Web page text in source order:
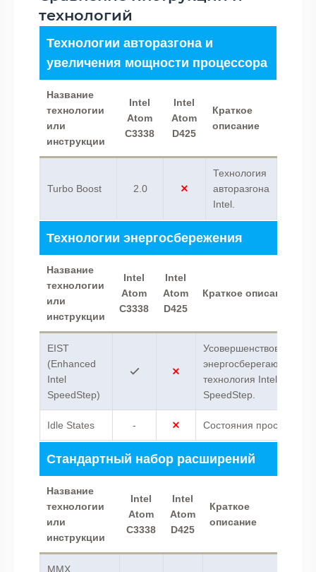
технологий
Технологии авторазгона и
увеличения мощности процессора
Название
технологии
или
инструкции
Intel
Atom
C3338
Intel
Atom
D425
Краткое
описание
Turbo Boost 2.0
Технология
авторазгона
Intel.
Технологии энергосбережения
Название
технологии
или
инструкции
Intel
Atom
C3338
Intel
Atom
D425
Краткое описание
EIST
(Enhanced
Intel
SpeedStep)
Усовершенствованная
энергосберегающая
технология Intel
SpeedStep.
Idle States - Состояния простоя.
Стандартный набор расширений
Название
технологии
или
инструкции
Intel
Atom
C3338
Intel
Atom
D425
Краткое
описание
MMX